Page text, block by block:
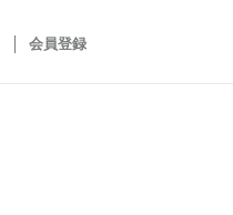
会員登録